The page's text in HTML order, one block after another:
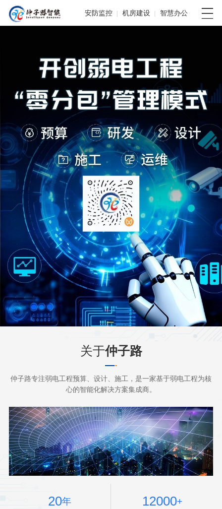
安防监控 机房建设 智慧办公
关于仲子路
仲子路专注弱电工程预算、设计、施工，是一家基于弱电工程为核
心的智能化解决方案集成商。
20年 12000+